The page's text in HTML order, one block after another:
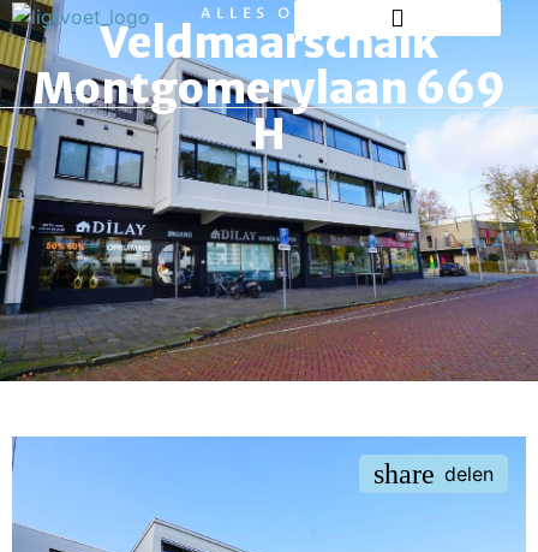
ALLES OVER
Veldmaarschalk
Montgomerylaan 669
H
share delen